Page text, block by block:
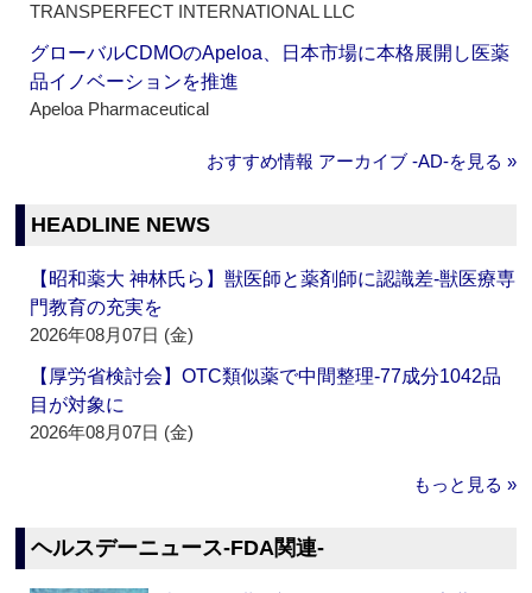
TRANSPERFECT INTERNATIONAL LLC
グローバルCDMOのApeloa、日本市場に本格展開し医薬
品イノベーションを推進
Apeloa Pharmaceutical
おすすめ情報 アーカイブ ‐AD‐を見る »
HEADLINE NEWS
【昭和薬大 神林氏ら】獣医師と薬剤師に認識差‐獣医療専
門教育の充実を
2026年08月07日 (金)
【厚労省検討会】OTC類似薬で中間整理‐77成分1042品
目が対象に
2026年08月07日 (金)
もっと見る »
ヘルスデーニュース‐FDA関連‐